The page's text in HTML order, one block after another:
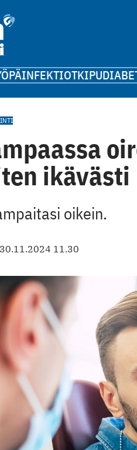
INFEKTIOTKIPU
ikävästi
oikein.
30.11.2024 11.30